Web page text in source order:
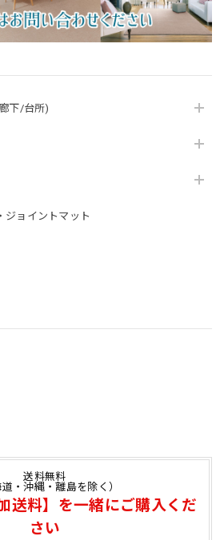
下/台所)
ジョイントマット
送料無料
道・沖縄・離島を除く）
送料】を一緒にご購入くだ
さい